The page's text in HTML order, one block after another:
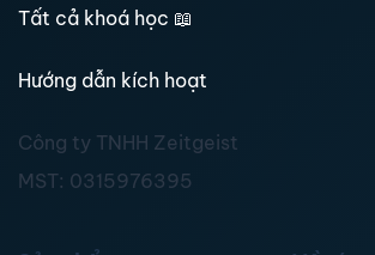
Tất cả khoá học 📖
Hướng dẫn kích hoạt
Công ty TNHH Zeitgeist
MST: 0315976395